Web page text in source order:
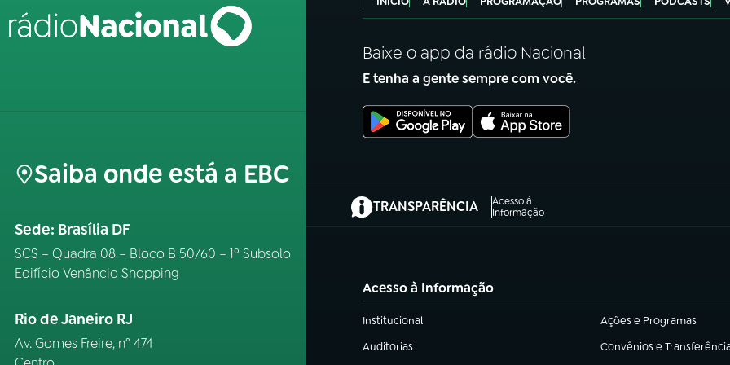
Saiba onde está a EBC
Sede: Brasília DF
SCS – Quadra 08 – Bloco B 50/60 – 1º Subsolo
Edifício Venâncio Shopping
Rio de Janeiro RJ
Av. Gomes Freire, n° 474
Baixe o app da rádio Nacional
E tenha a gente sempre com você.
TRANSPARÊNCIA
Acesso à
Informação
(abre em nova aba)
Acesso à Informação
Institucional
(abre em nova aba) Ações e Programas
(abre em nova aba)
Auditorias
(abre em nova aba) Convênios e
(abre em nova aba)